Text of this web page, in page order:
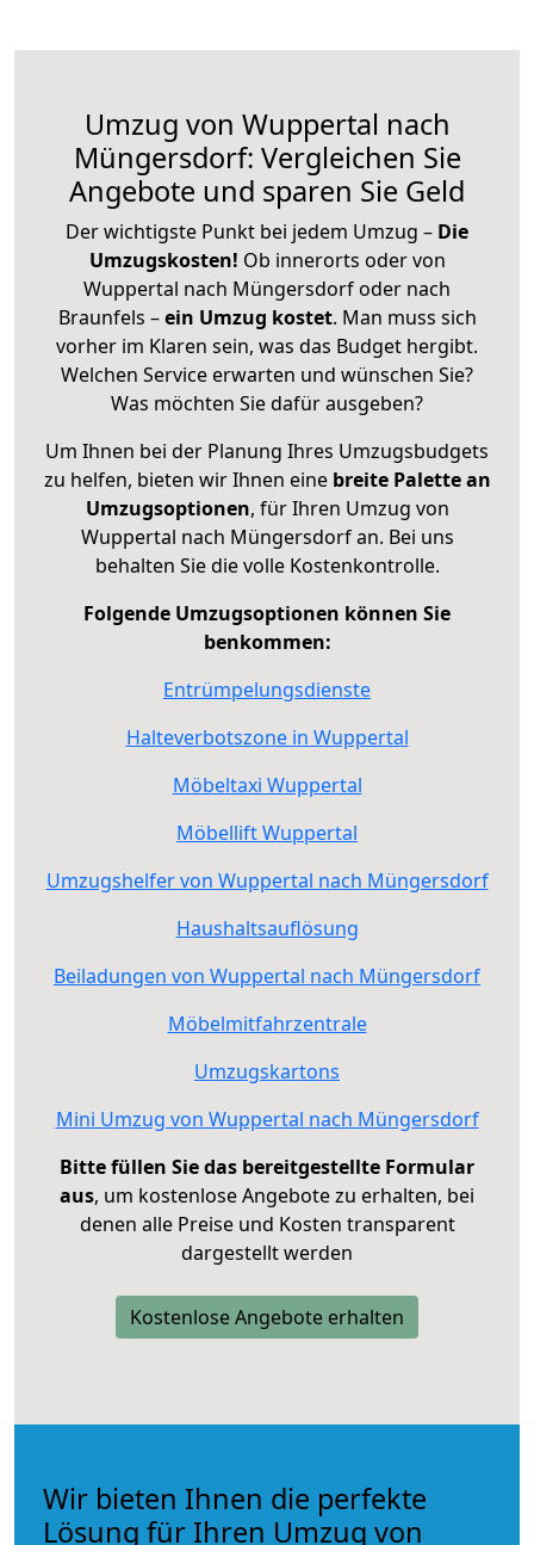
Umzug von Wuppertal nach
Müngersdorf: Vergleichen Sie
Angebote und sparen Sie Geld
Der wichtigste Punkt bei jedem Umzug – Die
Umzugskosten! Ob innerorts oder von
Wuppertal nach Müngersdorf oder nach
Braunfels –ein Umzug kostet. Man muss sich
vorher im Klaren sein, was das Budget hergibt.
Welchen Service erwarten und wünschen Sie?
Was möchten Sie dafür ausgeben?
Um Ihnen bei der Planung Ihres Umzugsbudgets
zu helfen, bieten wir Ihnen eine breite Palette an
Umzugsoptionen, für Ihren Umzug von
Wuppertal nach Müngersdorf an. Bei uns
behalten Sie die volle Kostenkontrolle.
Folgende Umzugsoptionen können Sie
benkommen:
Entrümpelungsdienste
Halteverbotszone in Wuppertal
Möbeltaxi Wuppertal
Möbellift Wuppertal
Umzugshelfer von Wuppertal nach Müngersdorf
Haushaltsauflösung
Beiladungen von Wuppertal nach Müngersdorf
Möbelmitfahrzentrale
Umzugskartons
Mini Umzug von Wuppertal nach Müngersdorf
Bitte füllen Sie das bereitgestellte Formular
aus, um kostenlose Angebote zu erhalten, bei
denen alle Preise und Kosten transparent
dargestellt werden
Kostenlose Angebote erhalten
Wir bieten Ihnen die perfekte
Lösung für Ihren Umzug von